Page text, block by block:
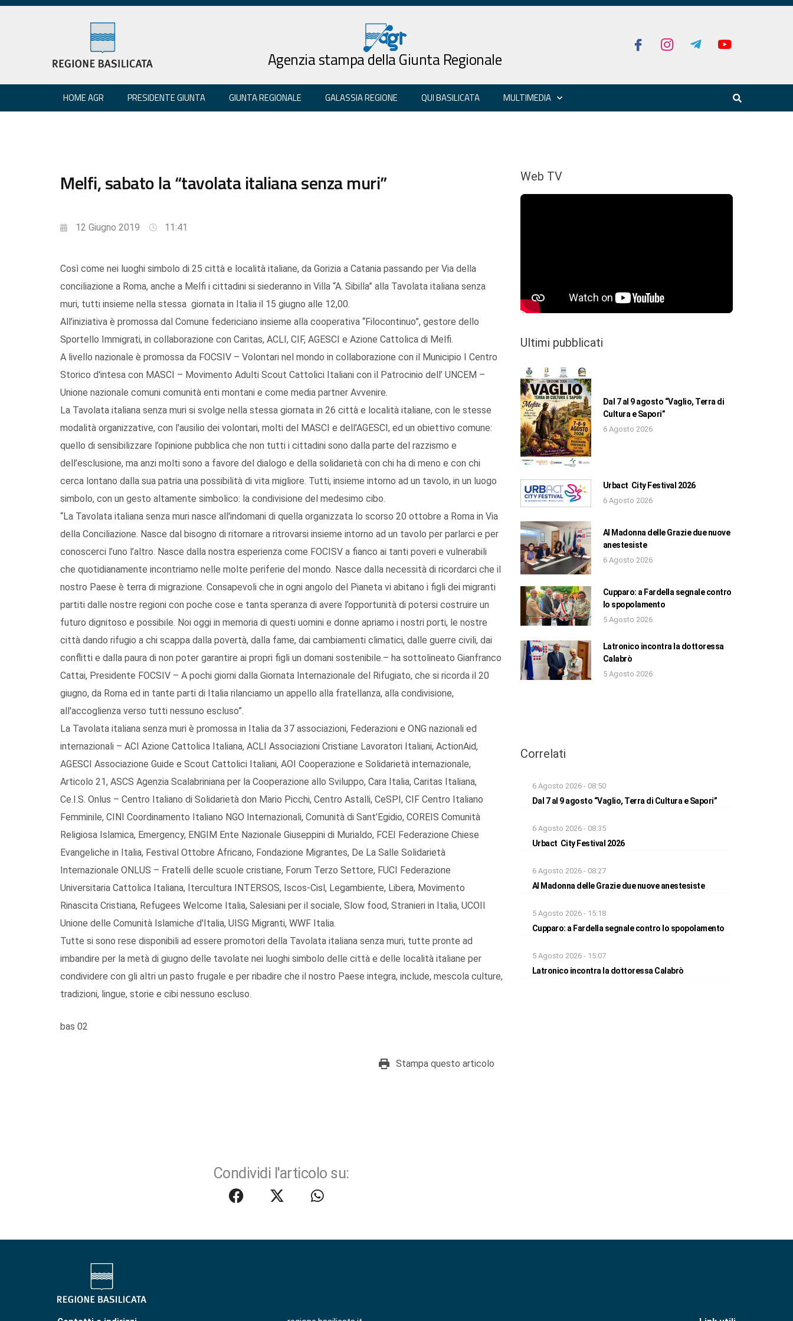
Agenzia stampa della Giunta Regionale
HOME AGR PRESIDENTE GIUNTA GIUNTA REGIONALE GALASSIA REGIONE QUI BASILICATA MULTIMEDIA
Melfi, sabato la “tavolata italiana senza muri”
12 Giugno 2019 11:41
Così come nei luoghi simbolo di 25 città e località italiane, da Gorizia a Catania passando per Via della
conciliazione a Roma, anche a Melfi i cittadini si siederanno in Villa “A. Sibilla” alla Tavolata italiana senza
muri, tutti insieme nella stessa giornata in Italia il 15 giugno alle 12,00.
All’iniziativa è promossa dal Comune federiciano insieme alla cooperativa “Filocontinuo”, gestore dello
Sportello Immigrati, in collaborazione con Caritas, ACLI, CIF, AGESCI e Azione Cattolica di Melfi.
A livello nazionale è promossa da FOCSIV – Volontari nel mondo in collaborazione con il Municipio I Centro
Storico d'intesa con MASCI – Movimento Adulti Scout Cattolici Italiani con il Patrocinio dell’ UNCEM –
Unione nazionale comuni comunità enti montani e come media partner Avvenire.
La Tavolata italiana senza muri si svolge nella stessa giornata in 26 città e località italiane, con le stesse
modalità organizzative, con l'ausilio dei volontari, molti del MASCI e dell'AGESCI, ed un obiettivo comune:
quello di sensibilizzare l’opinione pubblica che non tutti i cittadini sono dalla parte del razzismo e
dell’esclusione, ma anzi molti sono a favore del dialogo e della solidarietà con chi ha di meno e con chi
cerca lontano dalla sua patria una possibilità di vita migliore. Tutti, insieme intorno ad un tavolo, in un luogo
simbolo, con un gesto altamente simbolico: la condivisione del medesimo cibo.
“La Tavolata italiana senza muri nasce all'indomani di quella organizzata lo scorso 20 ottobre a Roma in Via
della Conciliazione. Nasce dal bisogno di ritornare a ritrovarsi insieme intorno ad un tavolo per parlarci e per
conoscerci l’uno l’altro. Nasce dalla nostra esperienza come FOCISV a fianco ai tanti poveri e vulnerabili
che quotidianamente incontriamo nelle molte periferie del mondo. Nasce dalla necessità di ricordarci che il
nostro Paese è terra di migrazione. Consapevoli che in ogni angolo del Pianeta vi abitano i figli dei migranti
partiti dalle nostre regioni con poche cose e tanta speranza di avere l’opportunità di potersi costruire un
futuro dignitoso e possibile. Noi oggi in memoria di questi uomini e donne apriamo i nostri porti, le nostre
città dando rifugio a chi scappa dalla povertà, dalla fame, dai cambiamenti climatici, dalle guerre civili, dai
conflitti e dalla paura di non poter garantire ai propri figli un domani sostenibile.– ha sottolineato Gianfranco
Cattai, Presidente FOCSIV – A pochi giorni dalla Giornata Internazionale del Rifugiato, che si ricorda il 20
giugno, da Roma ed in tante parti di Italia rilanciamo un appello alla fratellanza, alla condivisione,
all'accoglienza verso tutti nessuno escluso”.
La Tavolata italiana senza muri è promossa in Italia da 37 associazioni, Federazioni e ONG nazionali ed
internazionali – ACI Azione Cattolica Italiana, ACLI Associazioni Cristiane Lavoratori Italiani, ActionAid,
AGESCI Associazione Guide e Scout Cattolici Italiani, AOI Cooperazione e Solidarietà internazionale,
Articolo 21, ASCS Agenzia Scalabriniana per la Cooperazione allo Sviluppo, Cara Italia, Caritas Italiana,
Ce.I.S. Onlus – Centro Italiano di Solidarietà don Mario Picchi, Centro Astalli, CeSPI, CIF Centro Italiano
Femminile, CINI Coordinamento Italiano NGO Internazionali, Comunità di Sant’Egidio, COREIS Comunità
Religiosa Islamica, Emergency, ENGIM Ente Nazionale Giuseppini di Murialdo, FCEI Federazione Chiese
Evangeliche in Italia, Festival Ottobre Africano, Fondazione Migrantes, De La Salle Solidarietà
Internazionale ONLUS – Fratelli delle scuole cristiane, Forum Terzo Settore, FUCI Federazione
Universitaria Cattolica Italiana, Itercultura INTERSOS, Iscos-Cisl, Legambiente, Libera, Movimento
Rinascita Cristiana, Refugees Welcome Italia, Salesiani per il sociale, Slow food, Stranieri in Italia, UCOII
Unione delle Comunità Islamiche d'Italia, UISG Migranti, WWF Italia.
Tutte si sono rese disponibili ad essere promotori della Tavolata italiana senza muri, tutte pronte ad
imbandire per la metà di giugno delle tavolate nei luoghi simbolo delle città e delle località italiane per
condividere con gli altri un pasto frugale e per ribadire che il nostro Paese integra, include, mescola culture,
tradizioni, lingue, storie e cibi nessuno escluso.
bas 02
Stampa questo articolo
Condividi l'articolo su:
Web TV
Ultimi pubblicati
Dal 7 al 9 agosto “Vaglio, Terra di
Cultura e Sapori”
6 Agosto 2026
Urbact City Festival 2026
6 Agosto 2026
Al Madonna delle Grazie due nuove
anestesiste
6 Agosto 2026
Cupparo: a Fardella segnale contro
lo spopolamento
5 Agosto 2026
Latronico incontra la dottoressa
Calabrò
5 Agosto 2026
Correlati
6 Agosto 2026 - 08:50
Dal 7 al 9 agosto “Vaglio, Terra di Cultura e Sapori”
6 Agosto 2026 - 08:35
Urbact City Festival 2026
6 Agosto 2026 - 08:27
Al Madonna delle Grazie due nuove anestesiste
5 Agosto 2026 - 15:18
Cupparo: a Fardella segnale contro lo spopolamento
5 Agosto 2026 - 15:07
Latronico incontra la dottoressa Calabrò